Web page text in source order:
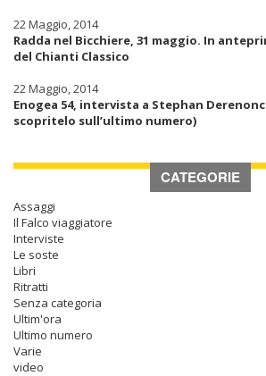
22 Maggio, 2014
Radda nel Bicchiere, 31 maggio. In
del Chianti Classico
22 Maggio, 2014
Enogea 54, intervista a Stephan
scopritelo sull’ultimo numero)
CATEGORIE
Assaggi
Il Falco viaggiatore
Interviste
Le soste
Libri
Ritratti
Senza categoria
Ultim'ora
Ultimo numero
Varie
video